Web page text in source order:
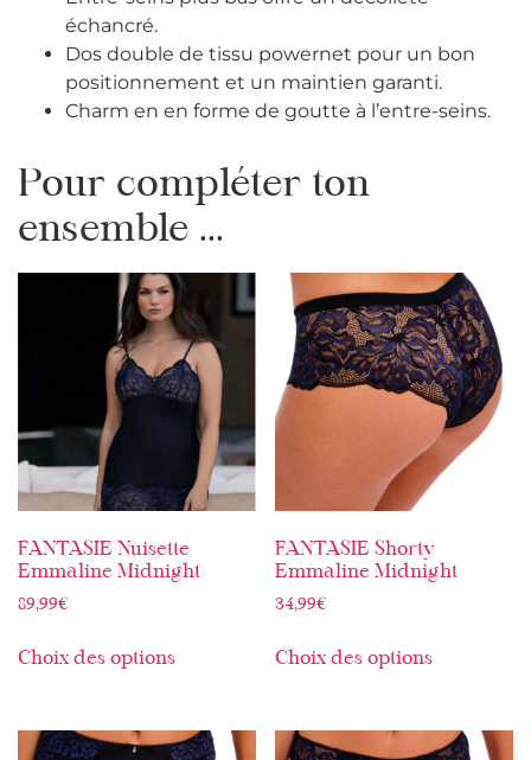
échancré.
Dos double de tissu powernet pour un bon
positionnement et un maintien garanti.
Charm en en forme de goutte à l’entre-seins.
Pour compléter ton
ensemble ...
FANTASIE Nuisette
Emmaline Midnight
89,99€
Choix des options
FANTASIE Shorty
Emmaline Midnight
34,99€
Choix des options